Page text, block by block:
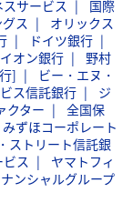
サービス
国際
ス
オリックス
ドイツ銀行
イオン銀行
野村
]
ビー・エヌ・
ス信託銀行
ジ
クター
全国保
みずほコーポレート
ストリート信託銀
ス
ヤマトフィ
ンシャルグループ